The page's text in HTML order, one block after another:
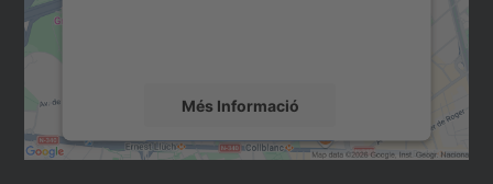
Més Informació
Accepta